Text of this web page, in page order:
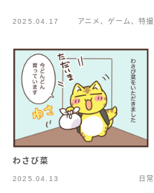
2025.04.17 アニメ、ゲーム、特撮
わさび菜
2025.04.13 日常